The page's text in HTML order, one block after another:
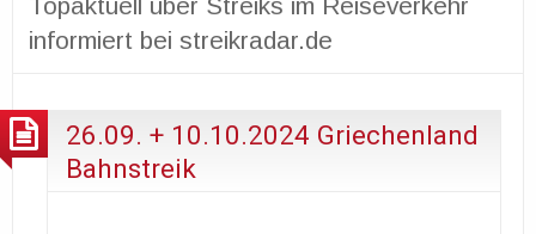
informiert bei streikradar.de
26.09. + 10.10.2024 Griechenland
Bahnstreik